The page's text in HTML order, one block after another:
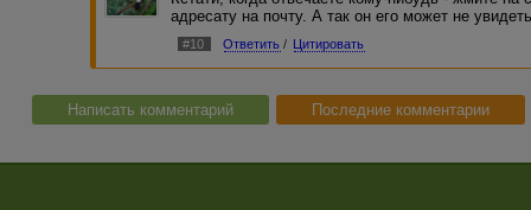
адресату на почту. А так он его может не
#10 Ответить / Цитировать
Написать комментарий Последние комментарии